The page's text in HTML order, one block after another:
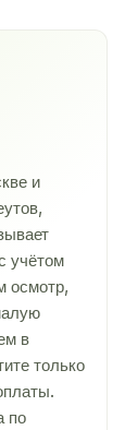
и
учётом
осмотр,
в
только
по